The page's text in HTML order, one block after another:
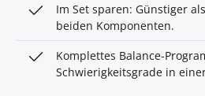
Im Set sparen: Günstiger
beiden Komponenten.
Komplettes Balance-
Schwierigkeitsgrade in